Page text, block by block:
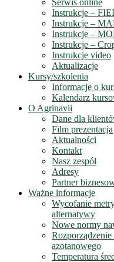
Serwis online
Instrukcje –
Instrukcje –
Instrukcje –
Instrukcje –
Instrukcje video
Aktualizacje
Kursy/szkolenia
Informacje o
Kalendarz
O Agrinavii
Dane dla
Film prezentacja
Aktualności
Kontakt
Nasz zespół
Adresy
Partner
Ważne informacje
Wycofanie
alternatywy
Nowe normy
azotanowego
Temperatura